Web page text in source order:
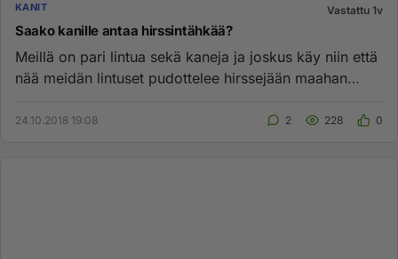
KANIT Vastattu 1v
Saako kanille antaa hirssintähkää?
Meillä on pari lintua sekä kaneja ja joskus käy niin että
nää meidän lintuset pudottelee hirssejään maahan
24.10.2018 19:08 2 228 0